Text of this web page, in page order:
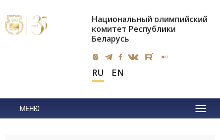
Национальный олимпийский
комитет Республики
Беларусь
RU EN
МЕНЮ